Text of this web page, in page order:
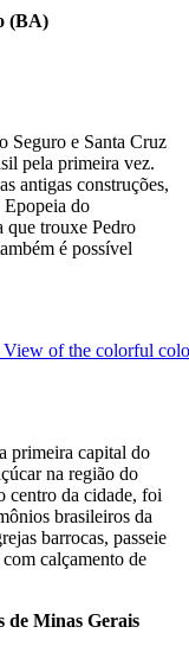
(BA)
Seguro e Santa Cruz
pela primeira vez.
antigas construções,
do
que trouxe Pedro
é possível
primeira capital do
na região do
centro da cidade, foi
brasileiros da
barrocas, passeie
calçamento de
de Minas Gerais